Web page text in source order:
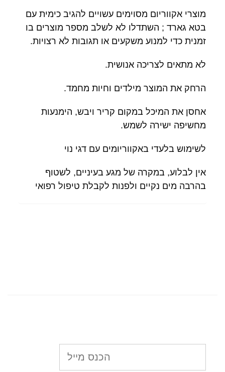
מוצרי אקווריום מסוימים עשויים להגיב כימית עם
בטא גארד ; השתדלו לא לשלב מספר מוצרים בו
זמנית כדי למנוע משקעים או תגובות לא רצויות.
לא מתאים לצריכה אנושית.
הרחק את המוצר מילדים וחיות מחמד.
אחסן את המיכל במקום קריר ויבש, הימנעות
מחשיפה ישירה לשמש.
לשימוש בלעדי באקווריומים עם דגי נוי
אין לבלוע, במקרה של מגע בעיניים, לשטוף
בהרבה מים נקיים ולפנות לקבלת טיפול רפואי